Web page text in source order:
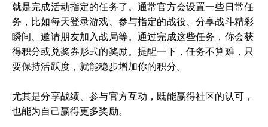
就是完成活动指定的任务了。通常官方会设置一些日常任
务，比如每天登录游戏、参与指定的战役、分享战斗精彩
瞬间、邀请朋友加入战局等。通过完成这些任务，你会获
得积分或兑奖券形式的奖励。提醒一下，任务不算难，只
要保持活跃度，就能稳步增加你的积分。
尤其是分享战绩、参与官方互动，既能赢得社区的认可，
也能为自己赢得更多奖励。